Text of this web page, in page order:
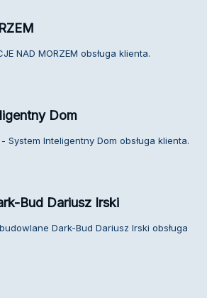
NAD MORZEM obsługa klienta.
Dom
System Inteligentny Dom obsługa klienta.
Bud Dariusz Irski
Dark-Bud Dariusz Irski obsługa